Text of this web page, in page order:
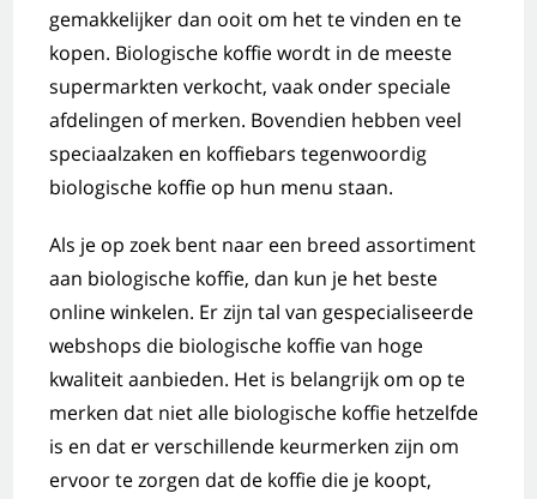
gemakkelijker dan ooit om het te vinden en te
kopen. Biologische koffie wordt in de meeste
supermarkten verkocht, vaak onder speciale
afdelingen of merken. Bovendien hebben veel
speciaalzaken en koffiebars tegenwoordig
biologische koffie op hun menu staan.
Als je op zoek bent naar een breed assortiment
aan biologische koffie, dan kun je het beste
online winkelen. Er zijn tal van gespecialiseerde
webshops die biologische koffie van hoge
kwaliteit aanbieden. Het is belangrijk om op te
merken dat niet alle biologische koffie hetzelfde
is en dat er verschillende keurmerken zijn om
ervoor te zorgen dat de koffie die je koopt,